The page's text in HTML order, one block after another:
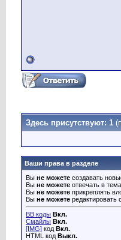
Здесь присутствуют: 1
Ваши права в разделе
Вы не можете создавать
Вы не можете отвечать в
Вы не можете прикреплять
Вы не можете редактировать
BB коды Вкл.
Смайлы Вкл.
[IMG] код Вкл.
HTML код Выкл.